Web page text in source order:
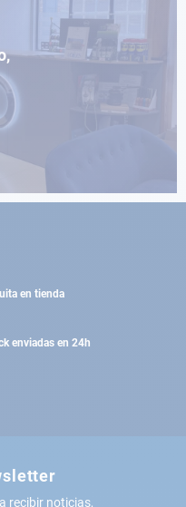
en tienda
enviadas en 24h
recibir noticias,